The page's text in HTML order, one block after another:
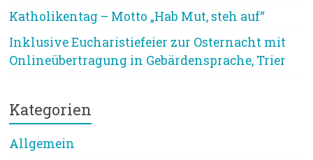
Katholikentag – Motto „Hab Mut, steh auf“
Inklusive Eucharistiefeier zur Osternacht mit
Onlineübertragung in Gebärdensprache, Trier
Kategorien
Allgemein